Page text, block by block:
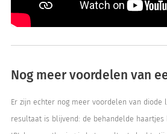
Nog meer voordelen van
Er zijn echter nog meer voordelen van diode
resultaat is blijvend: de behandelde